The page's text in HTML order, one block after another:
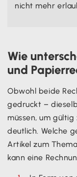
nicht mehr
Wie
und
Obwohl beide
gedruckt –
müssen, um
deutlich. Welche
Artikel zum Thema
kann eine